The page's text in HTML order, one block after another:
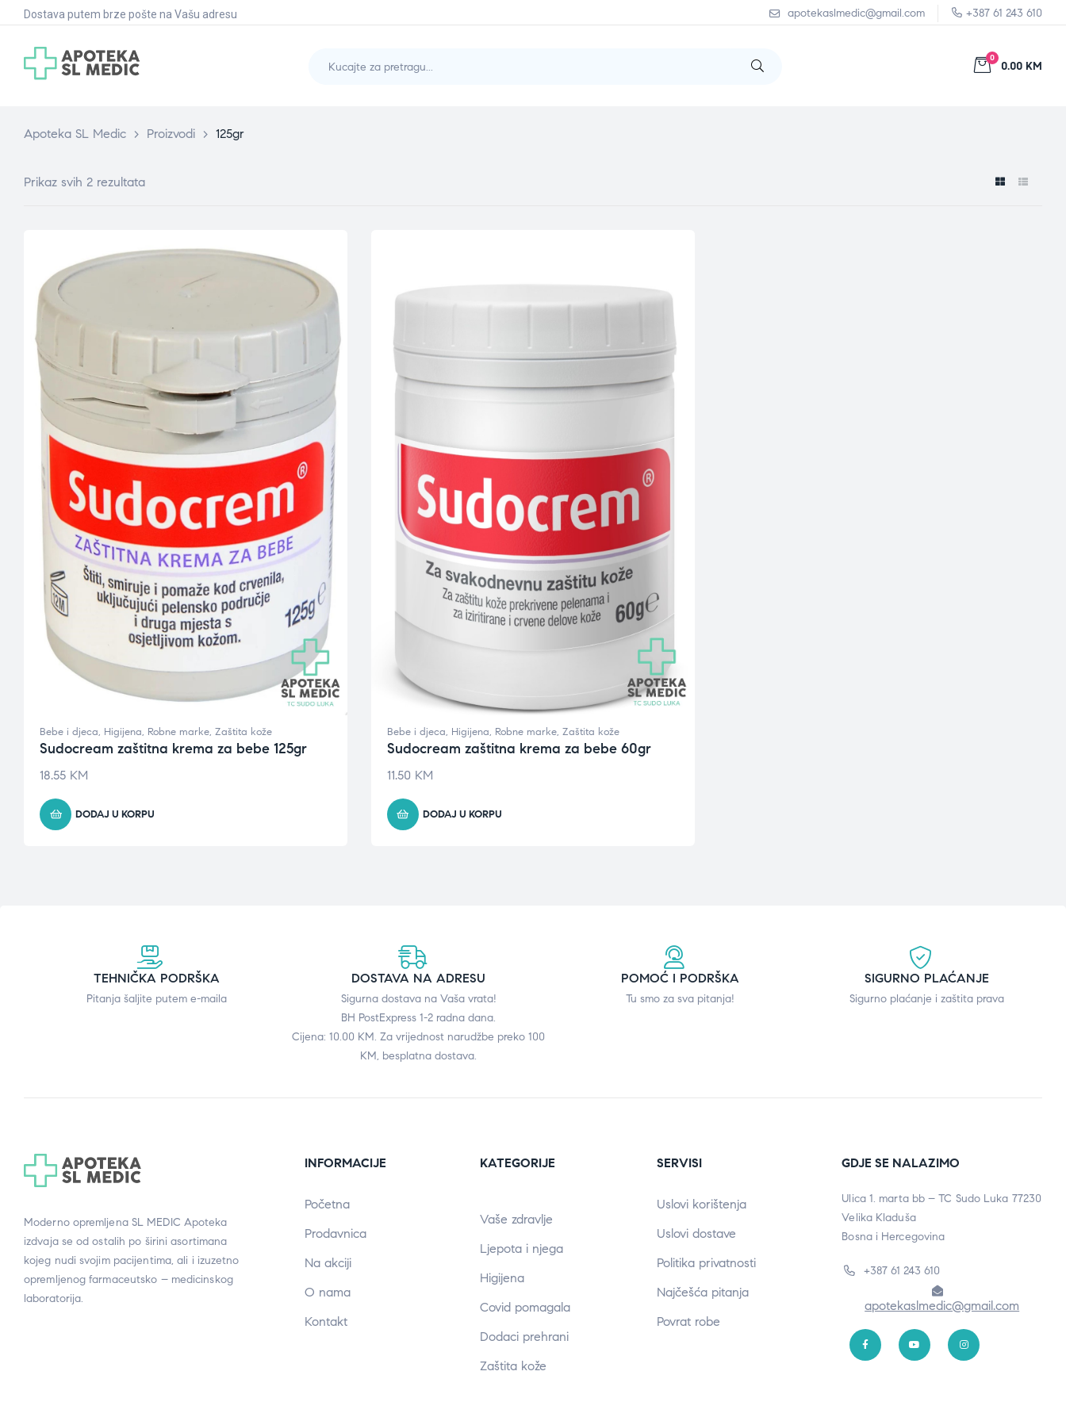
Dostava putem brze pošte na Vašu adresu apotekaslmedic@gmail.com +387 61 243 610
0
0.00 KM
Apoteka SL Medic > Proizvodi > 125gr
Prikaz svih 2 rezultata
Bebe i djeca, Higijena, Robne marke, Zaštita kože
Sudocream zaštitna krema za bebe 125gr
18.55 KM
DODAJ U KORPU
Bebe i djeca, Higijena, Robne marke, Zaštita kože
Sudocream zaštitna krema za bebe 60gr
11.50 KM
DODAJ U KORPU
TEHNIČKA PODRŠKA
Pitanja šaljite putem e-maila
DOSTAVA NA ADRESU
Sigurna dostava na Vaša vrata!
BH PostExpress 1-2 radna dana.
Cijena: 10.00 KM. Za vrijednost narudžbe preko 100
KM, besplatna dostava.
POMOĆ I PODRŠKA
Tu smo za sva pitanja!
SIGURNO PLAĆANJE
Sigurno plaćanje i zaštita prava
Moderno opremljena SL MEDIC Apoteka
izdvaja se od ostalih po širini asortimana
kojeg nudi svojim pacijentima, ali i izuzetno
opremljenog farmaceutsko – medicinskog
laboratorija.
INFORMACIJE
Početna
Prodavnica
Na akciji
O nama
Kontakt
KATEGORIJE
Vaše zdravlje
Ljepota i njega
Higijena
Covid pomagala
Dodaci prehrani
Zaštita kože
SERVISI
Uslovi korištenja
Uslovi dostave
Politika privatnosti
Najčešća pitanja
Povrat robe
GDJE SE NALAZIMO
Ulica 1. marta bb – TC Sudo Luka 77230
Velika Kladuša
Bosna i Hercegovina
+387 61 243 610
apotekaslmedic@gmail.com